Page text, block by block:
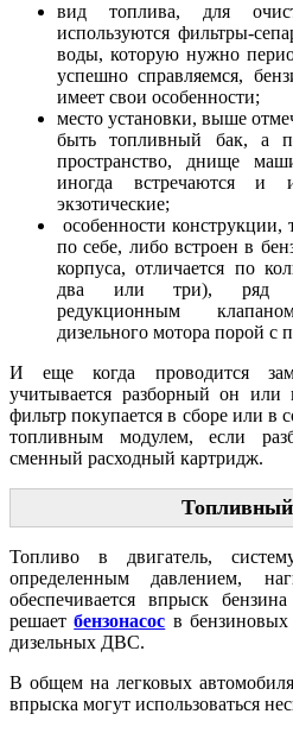
вид топлива, для
используются фильтры-
воды, которую нужно
успешно справляемся,
имеет свои особенности;
место установки, выше
быть топливный бак, а
пространство, днище
иногда встречаются и
экзотические;
особенности
по себе, либо встроен в
корпуса, отличается по
два или три), ряд
редукционным
дизельного мотора порой с
И еще когда проводится
учитывается разборный он или
фильтр покупается в сборе или в
топливным модулем, если
сменный расходный картридж.
Топливный
Топливо в двигатель,
определенным давлением,
обеспечивается впрыск
решает бензонасос в
дизельных ДВС.
В общем на легковых
впрыска могут использоваться